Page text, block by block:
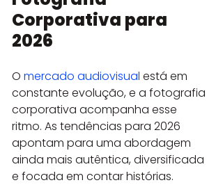
Corporativa para
2026
O mercado audiovisual está em
constante evolução, e a fotografia
corporativa acompanha esse
ritmo. As tendências para 2026
apontam para uma abordagem
ainda mais autêntica, diversificada
e focada em contar histórias.